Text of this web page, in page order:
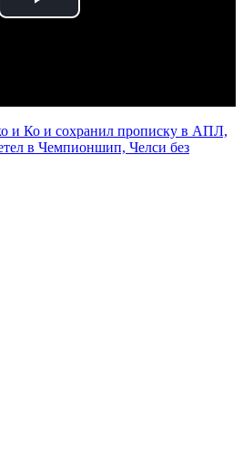
Play
и Ко и сохранил прописку в АПЛ,
в Чемпионшип, Челси без